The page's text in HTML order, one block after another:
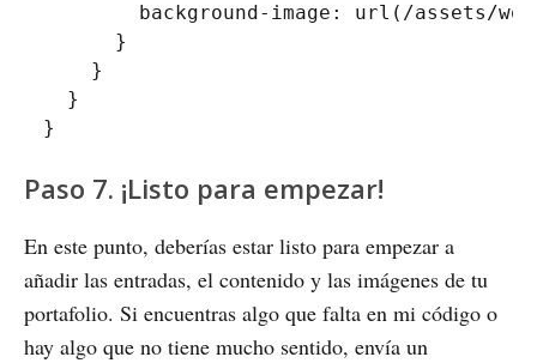
background-image : url ( /assets/
}
}
}
}
Paso 7. ¡Listo para empezar!
En este punto, deberías estar listo para empezar a
añadir las entradas, el contenido y las imágenes de tu
portafolio. Si encuentras algo que falta en mi código o
hay algo que no tiene mucho sentido, envía un